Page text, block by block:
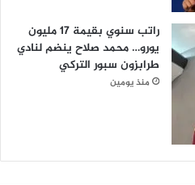
راتب سنوي بقيمة 17 مليون
يورو… محمد صلاح ينضم لنادي
طرابزون سبور التركي
منذ يومين